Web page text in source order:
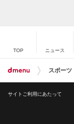
TOP ニュース
スポーツ
サイトご利用にあたって